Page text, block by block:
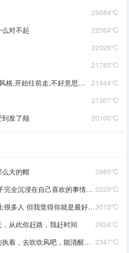
29684℃
22064℃
对不起
22029℃
21785℃
21444℃
前走,不好意思啊这一次,我一定要赢
21307℃
20100℃
发了颠
3989℃
大的帽
3229℃
己喜欢的事情里 最可爱了 剩下的我会圆场
3015℃
我想告诉你 我对你的爱是兜底 是连你自己都不喜欢自己的时候 还有我来爱你
2824℃
从此你赶路，我赶时间
2347℃
吹风吧，能清醒的话感冒也没关系。